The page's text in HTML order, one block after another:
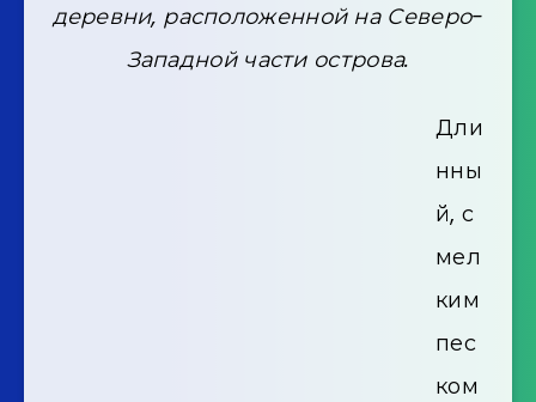
деревни, расположенной на Северо-
Западной части острова.
Дли
нны
й, с
мел
ким
пес
ком